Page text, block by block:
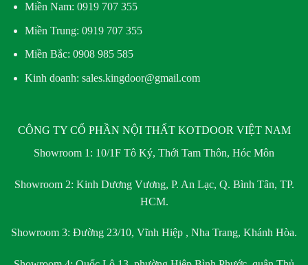
Miền Nam: 0919 707 355
Miền Trung: 0919 707 355
Miền Bắc: 0908 985 585
Kinh doanh: sales.kingdoor@gmail.com
CÔNG TY CỔ PHẦN NỘI THẤT KOTDOOR VIỆT NAM
Showroom 1: 10/1F Tô Ký, Thới Tam Thôn, Hóc Môn
Showroom 2: Kinh Dương Vương, P. An Lạc, Q. Bình Tân, TP.
HCM.
Showroom 3: Đường 23/10, Vĩnh Hiệp , Nha Trang, Khánh Hòa.